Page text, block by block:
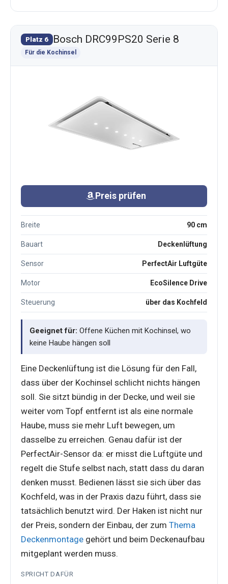
Platz 6 Bosch DRC99PS20 Serie 8
Für die Kochinsel
Preis prüfen
Breite 90 cm
Bauart Deckenlüftung
Sensor PerfectAir Luftgüte
Motor EcoSilence Drive
Steuerung über das Kochfeld
Geeignet für: Offene Küchen mit Kochinsel, wo
keine Haube hängen soll
Eine Deckenlüftung ist die Lösung für den Fall,
dass über der Kochinsel schlicht nichts hängen
soll. Sie sitzt bündig in der Decke, und weil sie
weiter vom Topf entfernt ist als eine normale
Haube, muss sie mehr Luft bewegen, um
dasselbe zu erreichen. Genau dafür ist der
PerfectAir-Sensor da: er misst die Luftgüte und
regelt die Stufe selbst nach, statt dass du daran
denken musst. Bedienen lässt sie sich über das
Kochfeld, was in der Praxis dazu führt, dass sie
tatsächlich benutzt wird. Der Haken ist nicht nur
der Preis, sondern der Einbau, der zum Thema
Deckenmontage gehört und beim Deckenaufbau
mitgeplant werden muss.
SPRICHT DAFÜR